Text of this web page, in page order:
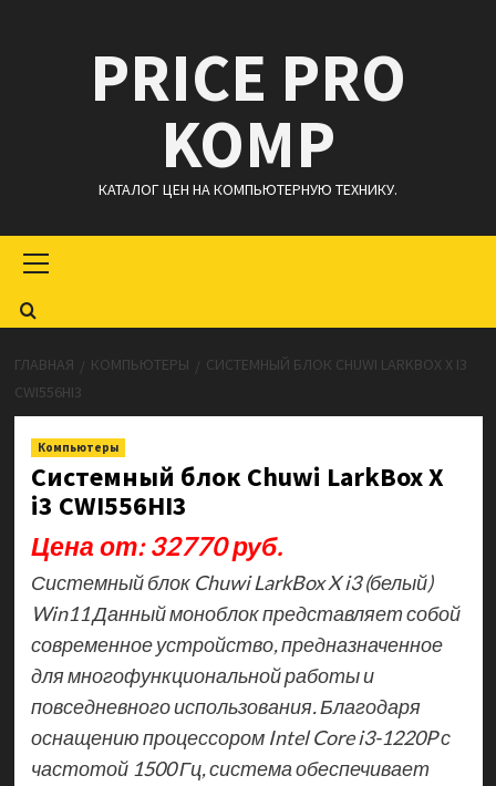
содержимомуPRICE PRO
KOMP
КАТАЛОГ ЦЕН НА КОМПЬЮТЕРНУЮ ТЕХНИКУ.
меню
ГЛАВНАЯ КОМПЬЮТЕРЫ
СИСТЕМНЫЙ БЛОК CHUWI LARKBOX X I3
CWI556HI3
Компьютеры
Системный блок Chuwi LarkBox X
i3 CWI556HI3
Цена от: 32770 руб.
Системный блок Chuwi LarkBox X i3 (белый)
Win11 Данный моноблок представляет собой
современное устройство, предназначенное
для многофункциональной работы и
повседневного использования. Благодаря
оснащению процессором Intel Core i3-1220P с
частотой 1500 Гц, система обеспечивает